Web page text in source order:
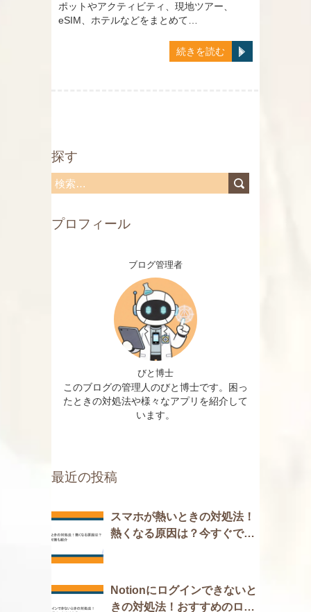
ポットやアクティビティ、現地ツアー、
eSIM、ホテルなどをまとめて…
続きを読む
探す
検
:プロフィール
ブログ管理者
びと博士
このブログの管理人のびと博士です。困っ
たときの対処法や様々なアプリを紹介して
います。
最近の投稿
スマホが熱いときの対処法！
熱くなる原因は？今すぐでき
Notionにログインできないと
きの対処法！おすすめのログ